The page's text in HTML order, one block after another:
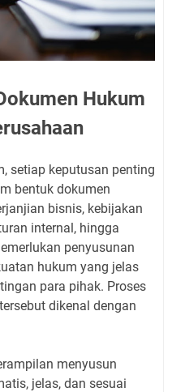
Hukum
setiap keputusan penting
bentuk dokumen
bisnis, kebijakan
internal, hingga
penyusunan
hukum yang jelas
para pihak. Proses
dikenal dengan
menyusun
jelas, dan sesuai